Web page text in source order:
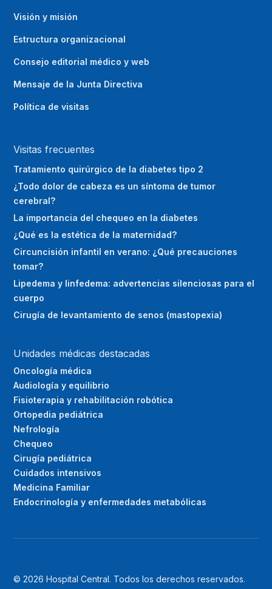
Visión y misión
Estructura organizacional
Consejo editorial médico y web
Mensaje de la Junta Directiva
Política de visitas
Visitas frecuentes
Tratamiento quirúrgico de la diabetes tipo 2
¿Todo dolor de cabeza es un síntoma de tumor
cerebral?
La importancia del chequeo en la diabetes
¿Qué es la estética de la maternidad?
Circuncisión infantil en verano: ¿Qué precauciones
tomar?
Lipedema y linfedema: advertencias silenciosas para el
cuerpo
Cirugía de levantamiento de senos (mastopexia)
Unidades médicas destacadas
Oncología médica
Audiología y equilibrio
Fisioterapia y rehabilitación robótica
Ortopedia pediátrica
Nefrología
Chequeo
Cirugía pediátrica
Cuidados intensivos
Medicina Familiar
Endocrinología y enfermedades metabólicas
© 2026 Hospital Central. Todos los derechos reservados.